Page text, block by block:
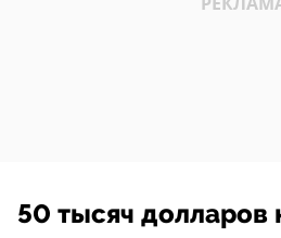
50 тысяч долларов